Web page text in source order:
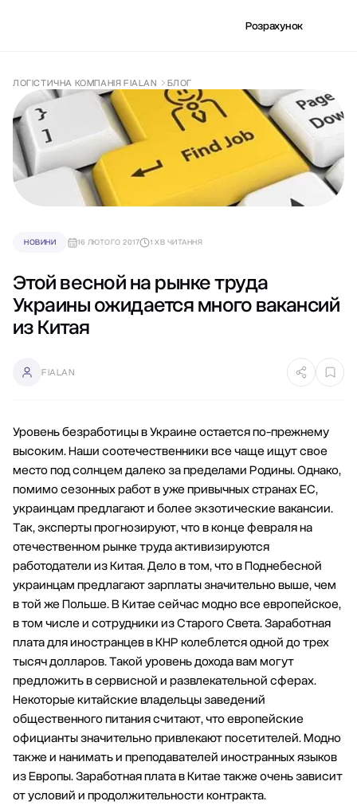
Розрахунок
ЛОГІСТИЧНА КОМПАНІЯ FIALAN БЛОГ
НОВИНИ 16 ЛЮТОГО 2017 1 ХВ ЧИТАННЯ
Этой весной на рынке труда
Украины ожидается много вакансий
из Китая
FIALAN
Уровень безработицы в Украине остается по-прежнему
высоким. Наши соотечественники все чаще ищут свое
место под солнцем далеко за пределами Родины. Однако,
помимо сезонных работ в уже привычных странах ЕС,
украинцам предлагают и более экзотические вакансии.
Так, эксперты прогнозируют, что в конце февраля на
отечественном рынке труда активизируются
работодатели из Китая. Дело в том, что в Поднебесной
украинцам предлагают зарплаты значительно выше, чем
в той же Польше. В Китае сейчас модно все европейское,
в том числе и сотрудники из Старого Света. Заработная
плата для иностранцев в КНР колеблется одной до трех
тысяч долларов. Такой уровень дохода вам могут
предложить в сервисной и развлекательной сферах.
Некоторые китайские владельцы заведений
общественного питания считают, что европейские
официанты значительно привлекают посетителей. Модно
также и нанимать и преподавателей иностранных языков
из Европы. Заработная плата в Китае также очень зависит
от условий и продолжительности контракта.